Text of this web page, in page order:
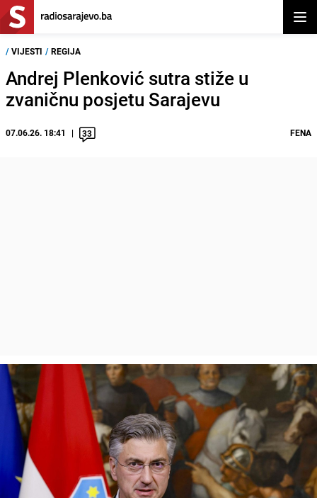
/ VIJESTI / REGIJA
Andrej Plenković sutra stiže u
zvaničnu posjetu Sarajevu
07.06.26. 18:41 33 FENA